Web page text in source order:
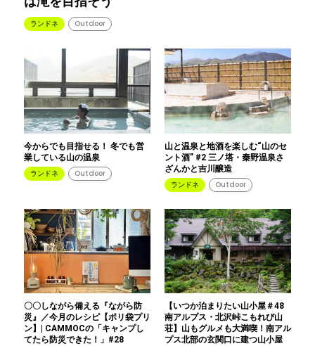
ランドネ Outdoor
今からでも目指せる！ 冬でも営
業している山の温泉
ランドネ Outdoor
山と温泉と地酒を楽しむ“山のセ
ント酒” #2 三ノ塔・秦野温泉さ
ざんかと吉川醸造
ランドネ Outdoor
〇〇しながら備える『ながら防
災』／今月のレシピ【ポリ袋プリ
ン】| CAMMOCの「キャンプし
てたら防災できた！」#28
【いつか泊まりたい山小屋＃48
南アルプス・北沢峠こもれび山
荘】山もグルメも大満喫！南アル
プス北部の玄関口に建つ山小屋